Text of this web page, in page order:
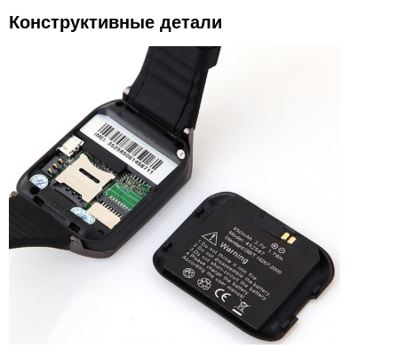
Конструктивные детали